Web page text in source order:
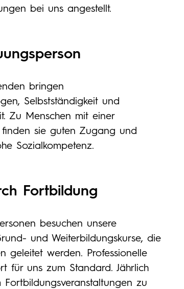
bei uns angestellt.
bringen
Selbstständigkeit und
Zu Menschen mit einer
sie guten Zugang und
Sozialkompetenz.
Fortbildung
besuchen unsere
und Weiterbildungskurse, die
geleitet werden. Professionelle
für uns zum Standard. Jährlich
zu